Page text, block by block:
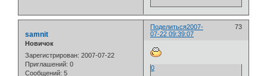
Поделиться 73
2007-
07-22 09:39:07
samnit
Новичок
Зарегистрирован: 2007-07-22
Приглашений: 0
Сообщений: 5
0